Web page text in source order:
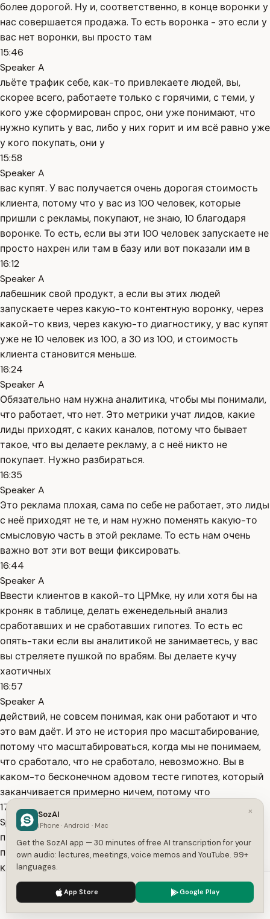
более дорогой. Ну и, соответственно, в конце воронки у
нас совершается продажа. То есть воронка - это если у
вас нет воронки, вы просто там
15:46
Speaker A
льёте трафик себе, как-то привлекаете людей, вы,
скорее всего, работаете только с горячими, с теми, у
кого уже сформирован спрос, они уже понимают, что
нужно купить у вас, либо у них горит и им всё равно уже
у кого покупать, они у
15:58
Speaker A
вас купят. У вас получается очень дорогая стоимость
клиента, потому что у вас из 100 человек, которые
пришли с рекламы, покупают, не знаю, 10 благодаря
воронке. То есть, если вы эти 100 человек запускаете не
просто нахрен или там в базу или вот показали им в
16:12
Speaker A
лабешник свой продукт, а если вы этих людей
запускаете через какую-то контентную воронку, через
какой-то квиз, через какую-то диагностику, у вас купят
уже не 10 человек из 100, а 30 из 100, и стоимость
клиента становится меньше.
16:24
Speaker A
Обязательно нам нужна аналитика, чтобы мы понимали,
что работает, что нет. Это метрики учат лидов, какие
лиды приходят, с каких каналов, потому что бывает
такое, что вы делаете рекламу, а с неё никто не
покупает. Нужно разбираться.
16:35
Speaker A
Это реклама плохая, сама по себе не работает, это лиды
с неё приходят не те, и нам нужно поменять какую-то
смысловую часть в этой рекламе. То есть нам очень
важно вот эти вот вещи фиксировать.
16:44
Speaker A
Ввести клиентов в какой-то ЦРМке, ну или хотя бы на
кроняк в таблице, делать еженедельный анализ
сработавших и не сработавших гипотез. То есть ес
опять-таки если вы аналитикой не занимаетесь, у вас
вы стреляете пушкой по врабям. Вы делаете кучу
хаотичных
16:57
Speaker A
действий, не совсем понимая, как они работают и что
это вам даёт. И это не история про масштабирование,
потому что масштабироваться, когда мы не понимаем,
что сработало, что не сработало, невозможно. Вы в
каком-то бесконечном адовом тесте гипотез, который
заканчивается примерно ничем, потому что
17:11
Speaker A
протестировав маркетинговую гипотезу, вы не
понимаете, сработала она или нет. Но типа мы сделали
какую-то рекламу у блогера, ни хрена не посчитали,
сами вы сделали вывод, что это не работает, потому что
нам показалось, что там мало пришло подписчиков.
Хотя пришло
We use cookies to enhance your experience.
×
SozAI
iPhone · Android · Mac
Get the SozAI app — 30 minutes of free AI transcription for your
own audio: lectures, meetings, voice memos and YouTube. 99+
languages.
App Store Google Play